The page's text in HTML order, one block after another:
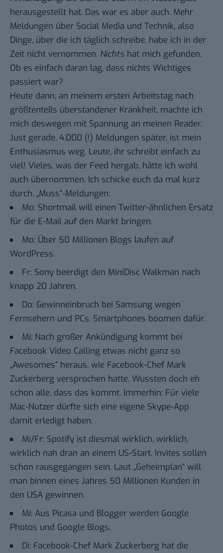
herausgestellt hat. Das war es aber auch. Mehr
Meldungen über Social Media und Technik, also
Dinge, über die ich täglich schreibe, habe ich in der
Zeit nicht vernommen. Nichts hat mich gefunden.
Ob es einfach daran lag, dass nichts Wichtiges
passiert war?
Heute dann, an meinem ersten Arbeitstag nach
größtenteils überstandener Krankheit, machte ich
mich deswegen mit Spannung an meinen Reader.
Just gerade, 4.000 (!) Meldungen später, ist mein
Enthusiasmus weg. Leute, ihr schreibt einfach zu
viel! Vieles, was der Feed hergab, hätte ich wohl
auch übernommen. Ich schicke euch da mal kurz
durch. „Muss“-Meldungen:
Mo: Shortmail will einen Twitter-ähnlichen Ersatz
für die E-Mail auf den Markt bringen.
Mo: Über 50 Millionen Blogs laufen auf
WordPress.
Fr: Sony beerdigt den MiniDisc Walkman nach
knapp 20 Jahren.
Do: Gewinneinbruch bei Samsung wegen
Fernsehern und PCs. Smartphones boomen dafür.
Mi: Nach großer Ankündigung kommt bei
Facebook Video Calling etwas nicht ganz so
„Awesomes“ heraus, wie Facebook-Chef Mark
Zuckerberg versprochen hatte. Wussten doch eh
schon alle, dass das kommt. Immerhin: Für viele
Mac-Nutzer dürfte sich eine eigene Skype-App
damit erledigt haben.
Mi/Fr: Spotify ist diesmal wirklich, wirklich,
wirklich nah dran an einem US-Start. Invites sollen
schon rausgegangen sein. Laut „Geheimplan“ will
man binnen eines Jahres 50 Millionen Kunden in
den USA gewinnen.
Mi: Aus Picasa und Blogger werden Google
Photos und Google Blogs.
Di: Facebook-Chef Mark Zuckerberg hat die